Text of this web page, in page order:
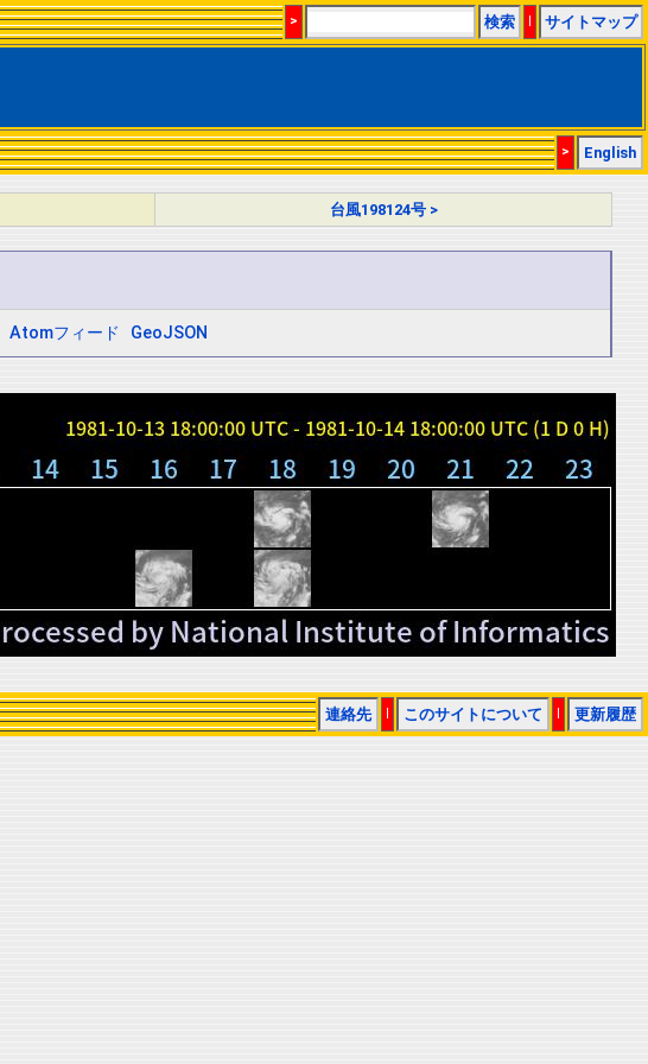
> 検索 | サイトマップ
> English
台風198124号 >
Atomフィード GeoJSON
連絡先 このサイトについて 更新履歴